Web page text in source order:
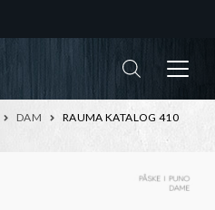
DAM
RAUMA KATALOG 410